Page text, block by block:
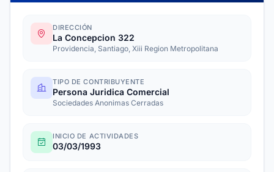
DIRECCIÓN
La Concepcion 322
Providencia, Santiago, Xiii Region Metropolitana
TIPO DE CONTRIBUYENTE
Persona Juridica Comercial
Sociedades Anonimas Cerradas
INICIO DE ACTIVIDADES
03/03/1993